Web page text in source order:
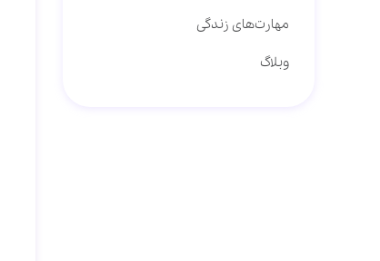
مهارت‌های زندگی
وبلاگ